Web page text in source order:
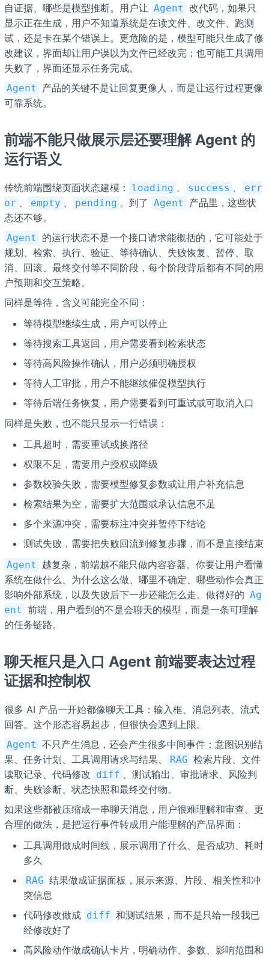
自证据、哪些是模型推断。用户让 Agent 改代码，如果只
显示正在生成，用户不知道系统是在读文件、改文件、跑测
试，还是卡在某个错误上。更危险的是，模型可能只生成了修
改建议，界面却让用户误以为文件已经改完；也可能工具调用
失败了，界面还显示任务完成。
Agent
产品的关键不是让回复更像人，而是让运行过程更像
可靠系统。
前端不能只做展示层还要理解 Agent 的
运行语义
传统前端围绕页面状态建模： loading 、 success 、
err
or 、 empty 、 pending 。到了 Agent
产品里，这些状
态还不够。
Agent
的运行状态不是一个接口请求能概括的，它可能处于
规划、检索、执行、验证、等待确认、失败恢复、暂停、取
消、回滚、最终交付等不同阶段，每个阶段背后都有不同的用
户预期和交互策略。
同样是等待，含义可能完全不同：
等待模型继续生成，用户可以停止
等待搜索工具返回，用户需要看到检索状态
等待高风险操作确认，用户必须明确授权
等待人工审批，用户不能继续催促模型执行
等待后端任务恢复，用户需要看到可重试或可取消入口
同样是失败，也不能只显示一行错误：
工具超时，需要重试或换路径
权限不足，需要用户授权或降级
参数校验失败，需要模型修复参数或让用户补充信息
检索结果为空，需要扩大范围或承认信息不足
多个来源冲突，需要标注冲突并暂停下结论
测试失败，需要把失败回流到修复步骤，而不是直接结束
Agent
越复杂，前端越不能只做内容容器。你要让用户看懂
系统在做什么、为什么这么做、哪里不确定、哪些动作会真正
影响外部系统，以及失败后下一步还能怎么走。做得好的 Ag
ent 前端，用户看到的不是会聊天的模型，而是一条可理解
的任务链路。
聊天框只是入口 Agent 前端要表达过程
证据和控制权
很多 AI 产品一开始都像聊天工具：输入框、消息列表、流式
回答。这个形态容易起步，但很快会遇到上限。
Agent 不只产生消息，还会产生很多中间事件：意图识别结
果、任务计划、工具调用请求与结果、
RAG 检索片段、文件
读取记录、代码修改 diff 、测试输出、审批请求、风险判
断、失败诊断、状态快照和最终交付物。
如果这些都被压缩成一串聊天消息，用户很难理解和审查。更
合理的做法，是把运行事件转成用户能理解的产品界面：
工具调用做成时间线，展示调用了什么、是否成功、耗时
多久
RAG 结果做成证据面板，展示来源、片段、相关性和冲
突信息
代码修改做成 diff 和测试结果，而不是只给一段我已
经修改好了
高风险动作做成确认卡片，明确动作、参数、影响范围和